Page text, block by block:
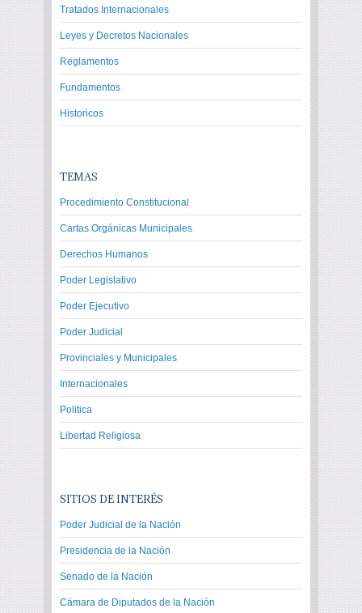
Tratados Internacionales
Leyes y Decretos Nacionales
Reglamentos
Fundamentos
Historicos
TEMAS
Procedimiento Constitucional
Cartas Orgánicas Municipales
Derechos Humanos
Poder Legislativo
Poder Ejecutivo
Poder Judicial
Provinciales y Municipales
Internacionales
Politica
Libertad Religiosa
SITIOS DE INTERÉS
Poder Judicial de la Nación
Presidencia de la Nación
Senado de la Nación
Cámara de Diputados de la Nación